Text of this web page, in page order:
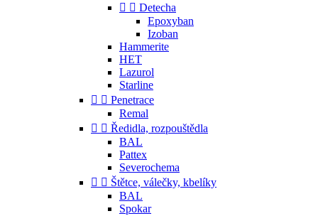
  Detecha
Epoxyban
Izoban
Hammerite
HET
Lazurol
Starline
  Penetrace
Remal
  Ředidla, rozpouštědla
BAL
Pattex
Severochema
  Štětce, válečky, kbelíky
BAL
Spokar